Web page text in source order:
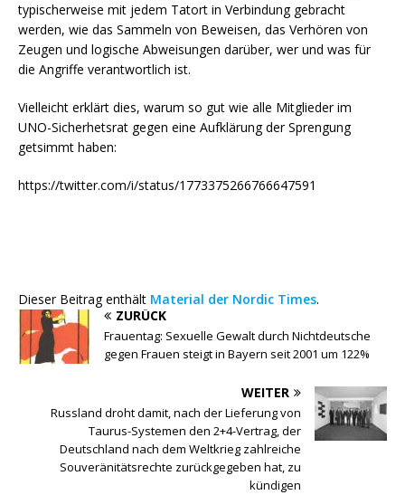
typischerweise mit jedem Tatort in Verbindung gebracht
werden, wie das Sammeln von Beweisen, das Verhören von
Zeugen und logische Abweisungen darüber, wer und was für
die Angriffe verantwortlich ist.
Vielleicht erklärt dies, warum so gut wie alle Mitglieder im
UNO-Sicherhetsrat gegen eine Aufklärung der Sprengung
getsimmt haben:
https://twitter.com/i/status/1773375266766647591
Dieser Beitrag enthält Material der Nordic Times.
ZURÜCK
Frauentag: Sexuelle Gewalt durch Nichtdeutsche
gegen Frauen steigt in Bayern seit 2001 um 122%
WEITER
Russland droht damit, nach der Lieferung von
Taurus-Systemen den 2+4-Vertrag, der
Deutschland nach dem Weltkrieg zahlreiche
Souveränitätsrechte zurückgegeben hat, zu
kündigen